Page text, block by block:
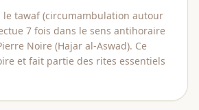
le tawaf (circumambulation autour
7 fois dans le sens antihoraire
Noire (Hajar al-Aswad). Ce
et fait partie des rites essentiels